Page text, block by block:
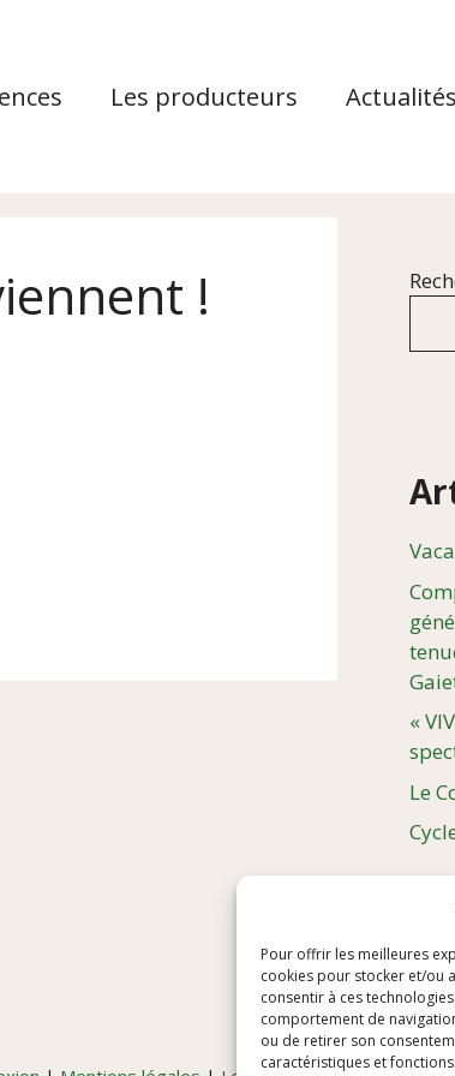
Pour offrir les meilleures
cookies pour stocker et/ou
consentir à ces
comportement de
ou de retirer son
caractéristiques et fonctions.
Les producteurs Actualités
!
«
Le